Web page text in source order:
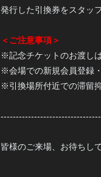
発行した引換券をスタッ
＜ご注意事項＞
※記念チケットのお渡し
※会場での新規会員登録
※引換場所付近での滞留
皆様のご来場、お待ちし